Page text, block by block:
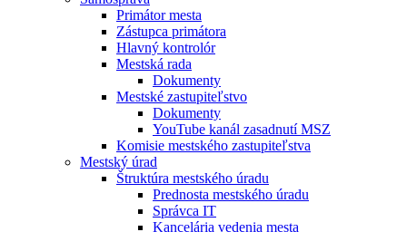
Primátor mesta
Zástupca primátora
Hlavný kontrolór
Mestská rada
Dokumenty
Mestské zastupiteľstvo
Dokumenty
YouTube kanál zasadnutí MSZ
Komisie mestského zastupiteľstva
Mestský úrad
Štruktúra mestského úradu
Prednosta mestského úradu
Správca IT
Kancelária vedenia mesta